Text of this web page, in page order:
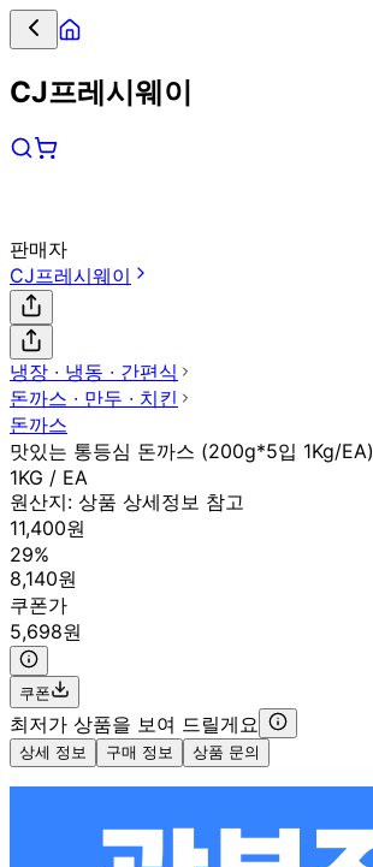
CJ프레시웨이
판매자
CJ프레시웨이
냉장 ∙ 냉동 ∙ 간편식
돈까스 ∙ 만두 ∙ 치킨
돈까스
맛있는 통등심 돈까스 (200g*5입 1Kg/EA)
1KG / EA
원산지: 상품 상세정보 참고
11,400원
29%
8,140원
쿠폰가
5,698원
쿠폰
최저가 상품을 보여 드릴게요
상세 정보 구매 정보 상품 문의